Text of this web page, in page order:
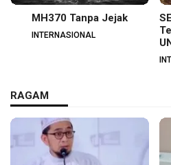
MH370 Tanpa Jejak
INTERNASIONAL
RAGAM